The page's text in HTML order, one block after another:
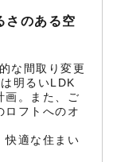
さのある空
な間取り変更
明るいLDK
画。また、ご
ロフトへのオ
快適な住まい